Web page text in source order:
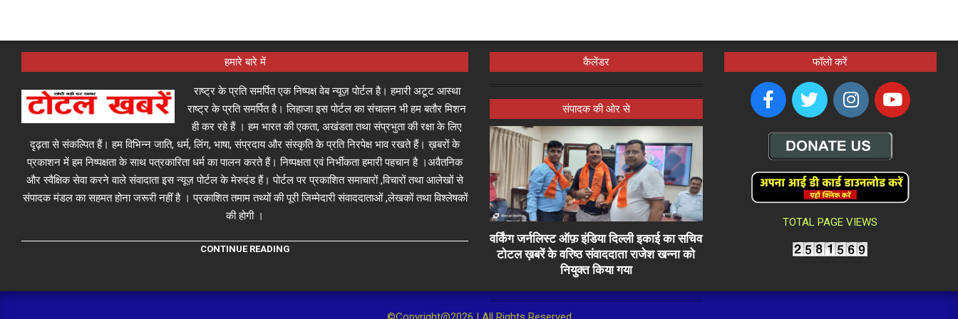
हमारे बारे में
राष्ट्र के प्रति समर्पित एक निष्पक्ष वेब न्यूज़ पोर्टल है। हमारी अटूट आस्था
राष्ट्र के प्रति समर्पित है। लिहाजा इस पोर्टल का संचालन भी हम बतौर मिशन
ही कर रहे हैं । हम भारत की एकता, अखंडता तथा संप्रभुता की रक्षा के लिए
दृढ़ता से संकल्पित हैं। हम विभिन्न जाति, धर्म, लिंग, भाषा, संप्रदाय और संस्कृति के प्रति निरपेक्ष भाव रखते हैं। ख़बरों के
प्रकाशन में हम निष्पक्षता के साथ पत्रकारिता धर्म का पालन करते हैं। निष्पक्षता एवं निर्भीकता हमारी पहचान है ।अवैतनिक
और स्वैक्षिक सेवा करने वाले संवादाता इस न्यूज़ पोर्टल के मेरुदंड हैं। पोर्टल पर प्रकाशित समाचारों ,विचारों तथा आलेखों से
संपादक मंडल का सहमत होना जरूरी नहीं है । प्रकाशित तमाम तथ्यों की पूरी जिम्मेदारी संवाददाताओं ,लेखकों तथा विश्लेषकों
की होगी ।
CONTINUE READING
कैलेंडर
संपादक की ओर से
वर्किंग जर्नलिस्ट ऑफ़ इंडिया दिल्ली इकाई का सचिव
टोटल ख़बरें के वरिष्ठ संवाददाता राजेश खन्ना को
नियुक्त किया गया
फॉलो करें
TOTAL PAGE VIEWS